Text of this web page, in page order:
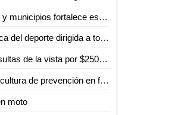
Coordinación entre estado y municipios fortalece estrategia de seguridad en la huasteca
Invitan a participar en clínica del deporte dirigida a todas las disciplinas en Ciudad Valles
Ayuntamiento acerca consultas de la vista por $250 en Ciudad Valles
Gobierno estatal fortalece cultura de prevención en feria de seguridad y medio ambiente
moto